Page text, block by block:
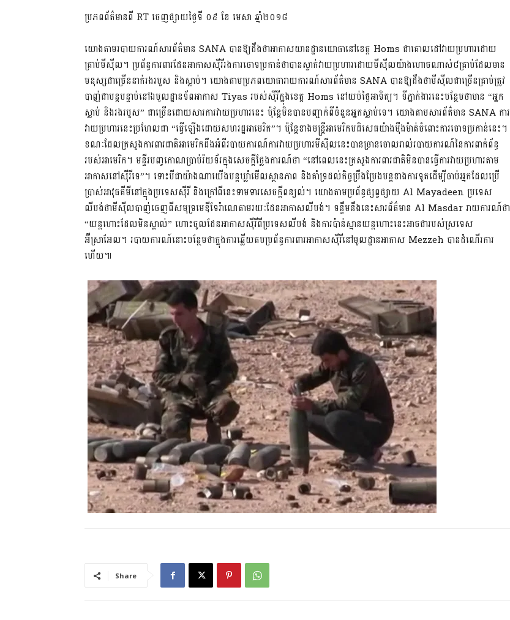
ប្រភពព័ត៌មានពី RT ចេញផ្សាយថ្ងៃទី ០៩​ ខែ មេសា ឆ្នាំ២០១៨
យោងតាមរបាយការណ៍សារព័ត៌មាន SANA បានឱ្យដឹងថាអាកាសយានដ្ឋានយោធានៅខេត្ត Homs ជាគោលដៅវាយប្រហារដោយ
គ្រាប់មីស៊ីល។ ប្រព័ន្ធការពារដែនអាកាសស៊ីរីរងការចោទប្រកាន់ថាបានស្ទាក់វាយប្រហារដោយមីស៊ីលយ៉ាងហោចណាស់៨​គ្រាប់​ដែលមាន
មនុស្សជាច្រើននាក់រងរបួស និងស្លាប់។ យោងតាមប្រភពយោធារាយការណ៍សារព័ត៌មាន SANA បានឱ្យដឹងថា​មីស៊ីលជាច្រើនគ្រាប់ត្រូវ
បាញ់ជាបន្តបន្ទាប់នៅឯមូលដ្ឋានទ័ពអាកាស Tiyas របស់ស៊ីរីក្នុងខេត្ត Homs​ នៅយប់ថ្ងៃអាទិត្យ។ ទីភ្នាក់ងារនេះបន្ថែមថាមាន “អ្នក
ស្លាប់ និងរងរបួស” ជាច្រើនដោយសារការវាយប្រហារនេះ​ ប៉ុន្តែមិនបានបញ្ជាក់ពីចំនួនអ្នកស្លាប់ទេ។ យោងតាមសារព័ត៌មាន SANA ការ
វាយប្រហារនេះប្រហែលជា “ធ្វើឡើងដោយសហរដ្ឋអាមេរិក”។​ ប៉ុន្តែខាងមន្ត្រីអាមេរិកបដិសេធយ៉ាងម៉ឺងម៉ាត់ចំពោះការចោទប្រកាន់នេះ។
ខណៈដែលក្រសួងការពារជាតិអាមេរិកដឹងអំពីរបាយការណ៍ការវាយប្រហារមីស៊ីលនេះ​បានច្រានចោលរាល់របាយការណ៍នៃការពាក់ព័ន្ធ
របស់អាមេរិក។ មន្ទីរបញ្ចកោណប្រាប់រ៉យទ័រក្នុងសេចក្តីថ្លែងការណ៍ថា “នៅពេលនេះក្រសួងការពារជាតិមិនបានធ្វើការវាយប្រហារតាម
អាកាសនៅស៊ីរីទេ”។ ទោះបីជាយ៉ាងណា​យើងបន្តឃ្លាំមើលស្ថានភាព​ និងគាំទ្រដល់កិច្ចប្រឹងប្រែងបន្តខាងការទូតដើម្បីចាប់អ្នកដែលប្រើ
ប្រាស់អាវុធគីមីនៅក្នុងប្រទេសស៊ីរី និងក្រៅពីនេះទាមទារសេចក្តីពន្យល់។ យោងតាមប្រព័ន្ធផ្សព្វផ្សាយ Al Mayadeen​ ប្រទេស
លីបង់ថាមីស៊ីលបាញ់ចេញពីសមុទ្រមេឌីទែរ៉ាណេតាមរយៈដែនអាកាសលីបង់។ ទន្ទឹមនឹងនេះសារព័ត៌មាន Al Masdar រាយការណ៍ថា
“យន្ដហោះដែលមិនស្គាល់” ហោះចូលដែនអាកាសស៊ីរីពីប្រទេសលីបង់​ និងការប៉ាន់ស្មានយន្ដហោះនេះអាចជារបស់ស្រទេស
អ៊ីស្រាអែល។ របាយការណ៍នោះបន្ថែមថា​ក្នុងការឆ្លើយតប​ប្រព័ន្ធការពារអាកាសស៊ីរីនៅមូលដ្ឋានអាកាស Mezzeh បានដំណើរការ
ហើយ៕
Share